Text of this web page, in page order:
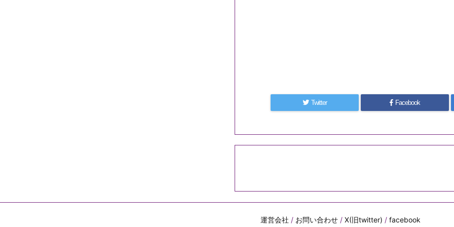
Twitter Facebook
運営会社 / お問い合わせ/ X(旧twitter) / facebook